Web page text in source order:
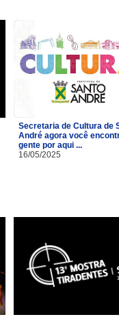
Secretaria de Cultura de
André agora você
gente por aqui ...
16/05/2025